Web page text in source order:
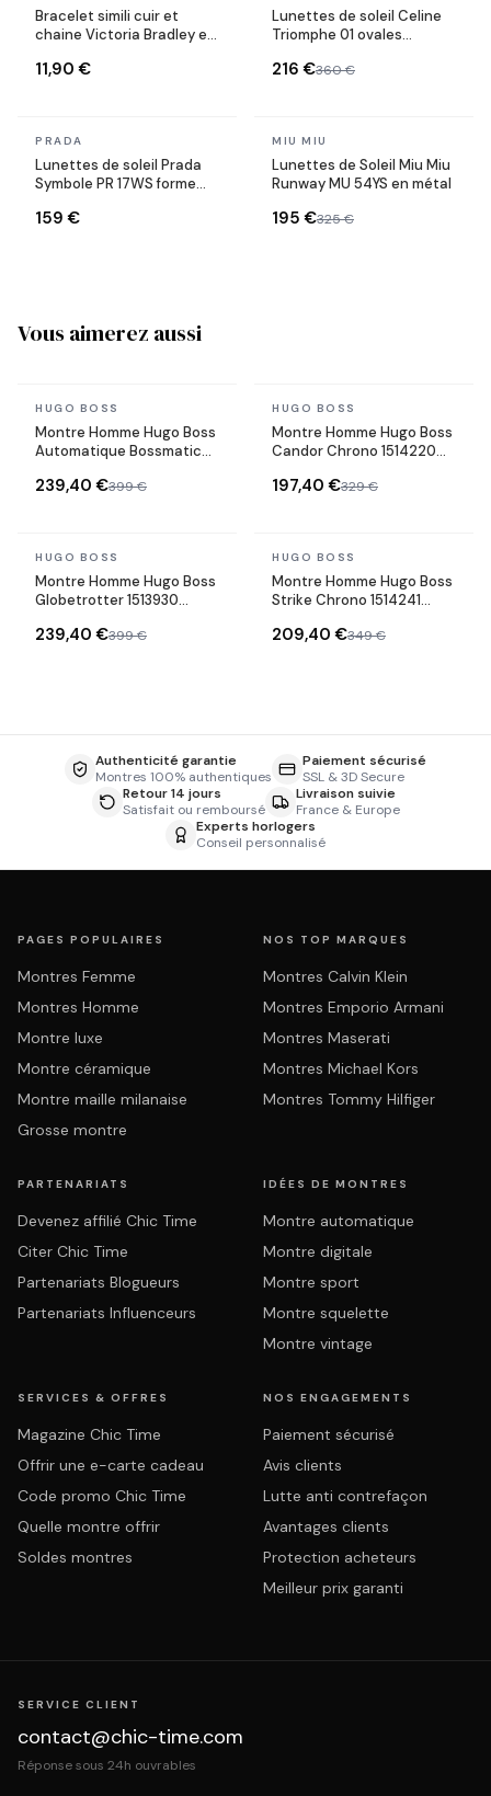
Bracelet simili cuir et
chaine Victoria Bradley en
11,90 €
Lunettes de soleil Celine
Triomphe 01 ovales
216 €360 €
En stock
PRADA
Lunettes de soleil Prada
Symbole PR 17WS forme
159 €
En stock
MIU MIU
Lunettes de Soleil Miu Miu
Runway MU 54YS en métal
195 €325 €
Vous aimerez aussi
En stock
HUGO BOSS
Montre Homme Hugo Boss
Automatique Bossmatic
maillons acier
239,40 €399 €
En stock
HUGO BOSS
Montre Homme Hugo Boss
Candor Chrono 1514220
197,40 €329 €
En stock
HUGO BOSS
Montre Homme Hugo Boss
Globetrotter 1513930
Maillons acier
239,40 €399 €
En stock
HUGO BOSS
Montre Homme Hugo Boss
Strike Chrono 1514241
209,40 €349 €
Authenticité garantie
Montres 100% authentiques
Paiement sécurisé
SSL & 3D Secure
Retour 14 jours
Satisfait ou remboursé
Livraison suivie
France & Europe
Experts horlogers
Conseil personnalisé
PAGES POPULAIRES
Montres Femme
Montres Homme
Montre luxe
Montre céramique
Montre maille milanaise
Grosse montre
NOS TOP MARQUES
Montres Calvin Klein
Montres Emporio Armani
Montres Maserati
Montres Michael Kors
Montres Tommy Hilfiger
PARTENARIATS
Devenez affilié Chic Time
Citer Chic Time
Partenariats Blogueurs
Partenariats Influenceurs
IDÉES DE MONTRES
Montre automatique
Montre digitale
Montre sport
Montre squelette
Montre vintage
SERVICES & OFFRES
Magazine Chic Time
Offrir une e-carte cadeau
Code promo Chic Time
Quelle montre offrir
Soldes montres
NOS ENGAGEMENTS
Paiement sécurisé
Avis clients
Lutte anti contrefaçon
Avantages clients
Protection acheteurs
Meilleur prix garanti
SERVICE CLIENT
contact@chic-time.com
Réponse sous 24h ouvrables